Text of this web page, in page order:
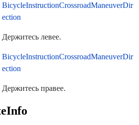
BicycleInstructionCrossroadManeuverDir
ection
Держитесь левее.
BicycleInstructionCrossroadManeuverDir
ection
Держитесь правее.